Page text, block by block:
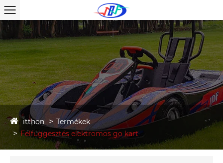
itthon
Termékek
Felfüggesztés elektromos go kart